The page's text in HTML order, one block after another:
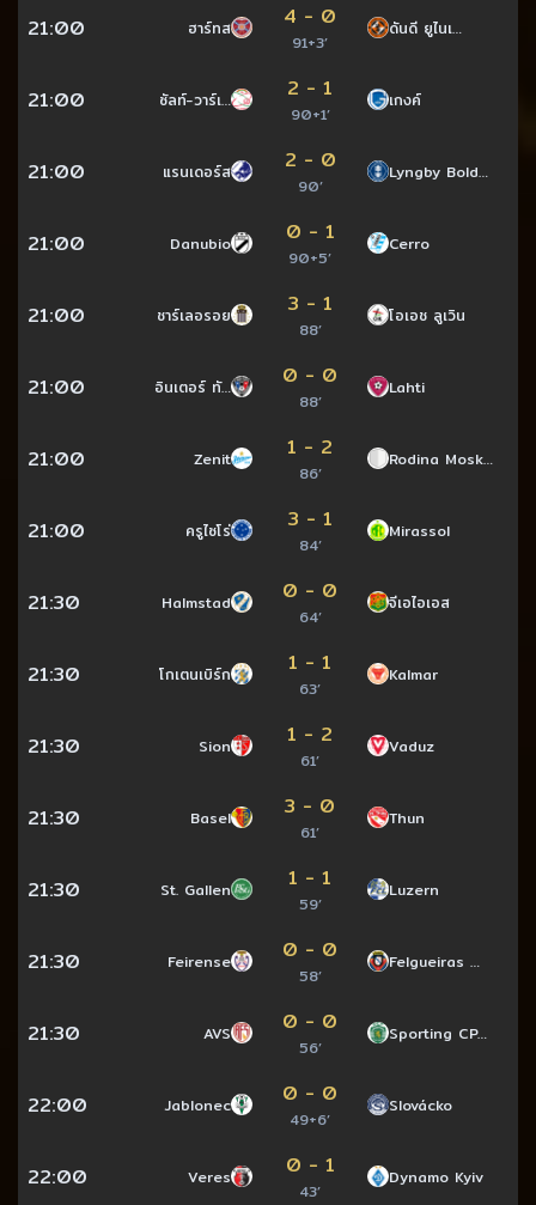
21:00 ฮาร์ทส 4 - 0
91+3’
ดันดี ยูไนเ…
21:00 ซัลท์-วาร์เ… 2 - 1
90+1’
เกงค์
21:00 แรนเดอร์ส 2 - 0
90’
Lyngby Bold…
21:00 Danubio 0 - 1
90+5’
Cerro
21:00 ชาร์เลอรอย 3 - 1
88’
โอเอช ลูเวิน
21:00 อินเตอร์ ทั… 0 - 0
88’
Lahti
21:00 Zenit 1 - 2
86’
Rodina Mosk…
21:00 ครูไซโร่ 3 - 1
84’
Mirassol
21:30 Halmstad 0 - 0
64’
จีเอไอเอส
21:30 โกเตนเบิร์ก 1 - 1
63’
Kalmar
21:30 Sion 1 - 2
61’
Vaduz
21:30 Basel 3 - 0
61’
Thun
21:30 St. Gallen 1 - 1
59’
Luzern
21:30 Feirense 0 - 0
58’
Felgueiras …
21:30 AVS 0 - 0
56’
Sporting CP…
22:00 Jablonec 0 - 0
49+6’
Slovácko
22:00 Veres 0 - 1
43’
Dynamo Kyiv